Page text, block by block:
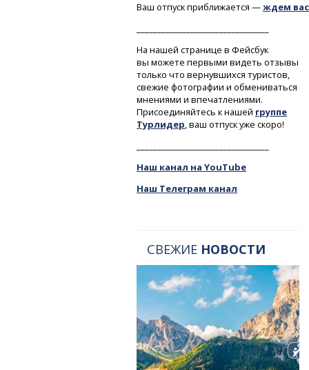
Ваш отпуск приближается —ждем
На нашей странице в Фейсбук
вы можете первыми видеть отзывы
только что вернувшихся туристов,
свежие фотографии и обмениваться
мнениями и впечатлениями.
Присоединяйтесь к нашей группе
Турлидер, ваш отпуск уже скоро!
Наш канал на YouTube
Наш Телеграм канал
СВЕЖИЕ НОВОСТИ